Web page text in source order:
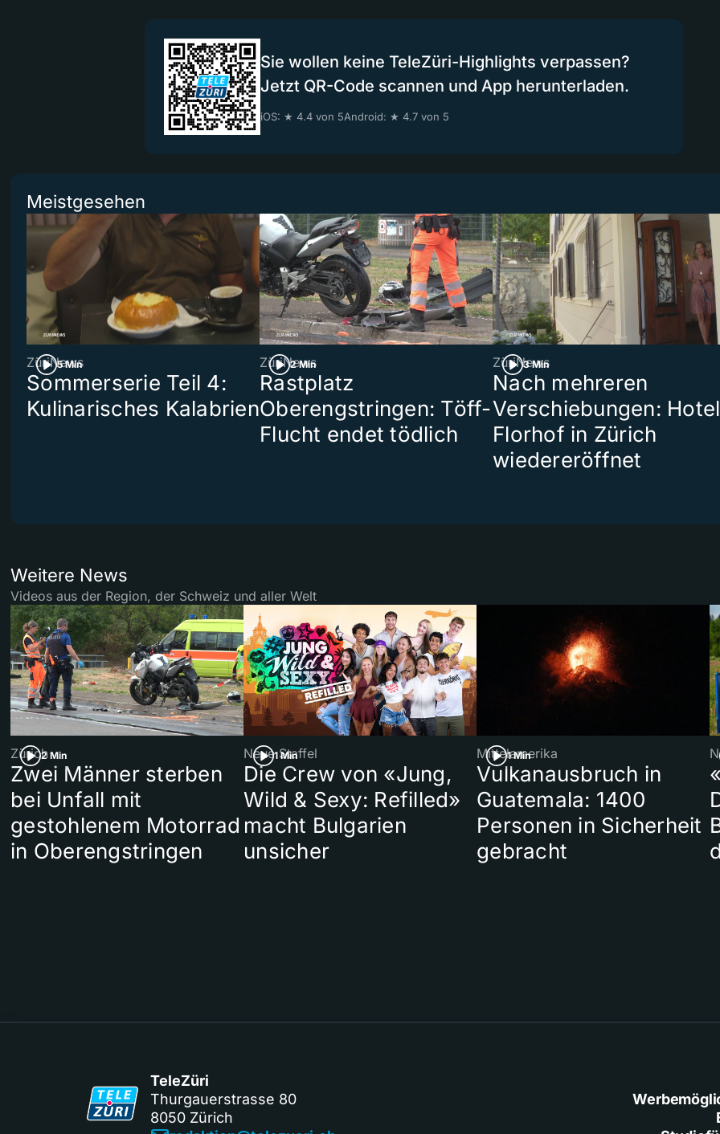
Sie wollen keine TeleZüri-Highlights verpassen?
Jetzt QR-Code scannen und App herunterladen.
iOS: ★ 4.4 von 5Android: ★ 4.7 von 5
Meistgesehen
5 Min
ZüriNews
Sommerserie Teil 4:
Kulinarisches Kalabrien
2 Min
ZüriNews
Rastplatz
Oberengstringen: Töff-
Flucht endet tödlich
3 Min
ZüriNews
Nach mehreren
Verschiebungen: Hotel
Florhof in Zürich
wiedereröffnet
Weitere News
Videos aus der Region, der Schweiz und aller Welt
2 Min
Zürich
Zwei Männer sterben
bei Unfall mit
gestohlenem Motorrad
in Oberengstringen
1 Min
Neue Staffel
Die Crew von «Jung,
Wild & Sexy: Refilled»
macht Bulgarien
unsicher
1 Min
Mittelamerika
Vulkanausbruch in
Guatemala: 1400
Personen in Sicherheit
gebracht
TeleZüri
Thurgauerstrasse 80
8050 Zürich